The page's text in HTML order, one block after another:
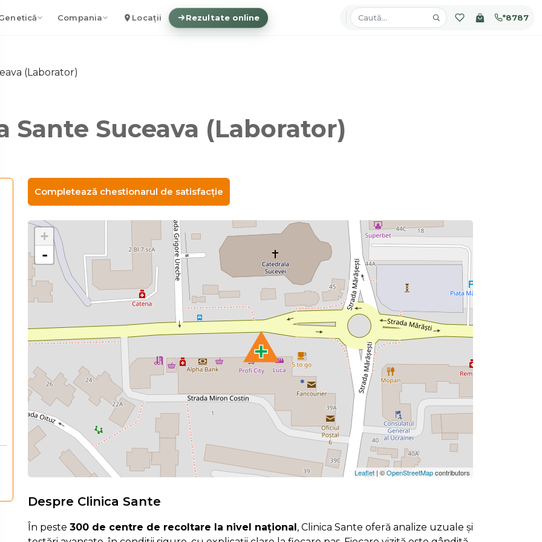
Compania Locații Rezultate online *8787
(Laborator)
Sante Suceava (Laborator)
Completează chestionarul de satisfacție
+
-
Leaflet | ©OpenStreetMapcontributors
Despre Clinica Sante
În peste 300 de centre de recoltare la nivel național, Clinica Sante oferă analize uzuale și